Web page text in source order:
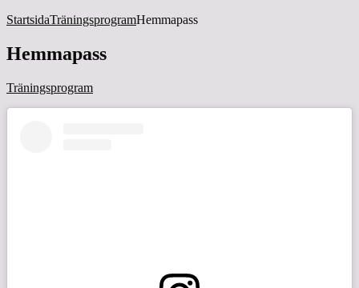
StartsidaTräningsprogramHemmapass
Hemmapass
Träningsprogram